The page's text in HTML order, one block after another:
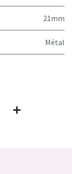
21mm
Métal